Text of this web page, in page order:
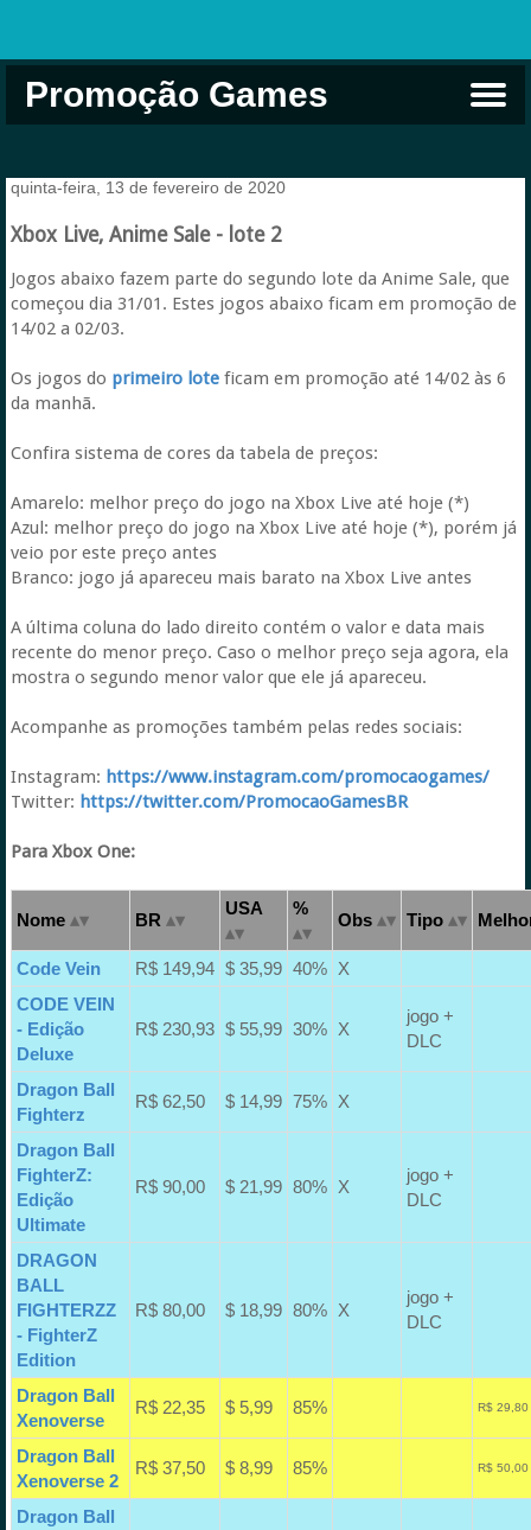
Promoção Games
quinta-feira, 13 de fevereiro de 2020
Xbox Live, Anime Sale - lote 2
Jogos abaixo fazem parte do segundo lote da Anime Sale, que
começou dia 31/01. Estes jogos abaixo ficam em promoção de
14/02 a 02/03.
Os jogos do primeiro loteficam em promoção até 14/02 às 6
da manhã.
Confira sistema de cores da tabela de preços:
Amarelo: melhor preço do jogo na Xbox Live até hoje (*)
Azul: melhor preço do jogo na Xbox Live até hoje (*), porém já
veio por este preço antes
Branco: jogo já apareceu mais barato na Xbox Live antes
A última coluna do lado direito contém o valor e data mais
recente do menor preço. Caso o melhor preço seja agora, ela
mostra o segundo menor valor que ele já apareceu.
Acompanhe as promoções também pelas redes sociais:
Instagram: https://www.instagram.com/promocaogames/
Twitter: https://twitter.com/PromocaoGamesBR
Para Xbox One:
Nome BR
USA %
Obs Tipo
Code Vein R$ 149,94 $ 35,99 40%
X
CODE VEIN
- Edição
Deluxe
R$ 230,93 $ 55,99 30% X
jogo +
DLC
Dragon Ball
Fighterz
R$ 62,50 $ 14,99 75% X
Dragon Ball
FighterZ:
Edição
Ultimate
R$ 90,00 $ 21,99 80% X
jogo +
DLC
DRAGON
BALL
FIGHTERZZ
- FighterZ
Edition
R$ 80,00 $ 18,99 80% X
jogo +
DLC
Dragon Ball
Xenoverse
R$ 22,35 $ 5,99 85% R$
Dragon Ball
Xenoverse 2
R$ 37,50 $ 8,99 85% R$
Dragon Ball